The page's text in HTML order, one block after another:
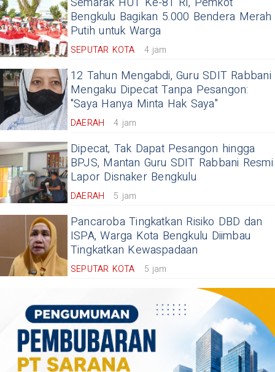
Bengkulu Bagikan 5.000 Bendera Merah
Putih untuk Warga
SEPUTAR KOTA 4 jam
12 Tahun Mengabdi, Guru SDIT Rabbani
Mengaku Dipecat Tanpa Pesangon:
"Saya Hanya Minta Hak Saya"
DAERAH 4 jam
Dipecat, Tak Dapat Pesangon hingga
BPJS, Mantan Guru SDIT Rabbani Resmi
Lapor Disnaker Bengkulu
DAERAH 5 jam
Pancaroba Tingkatkan Risiko DBD dan
ISPA, Warga Kota Bengkulu Diimbau
Tingkatkan Kewaspadaan
SEPUTAR KOTA 5 jam